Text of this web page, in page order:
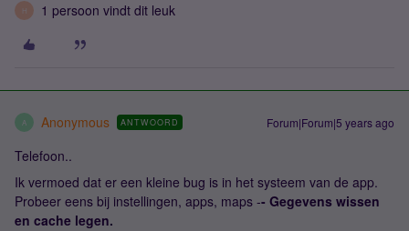
H 1 persoon vindt dit leuk
A Anonymous ANTWOORD Forum|Forum|5 years ago
Telefoon..
Ik vermoed dat er een kleine bug is in het systeem van de app.
Probeer eens bij instellingen, apps, maps -​​​​​​- Gegevens wissen
en cache legen.